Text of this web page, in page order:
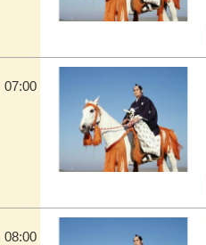
07:00
08:00